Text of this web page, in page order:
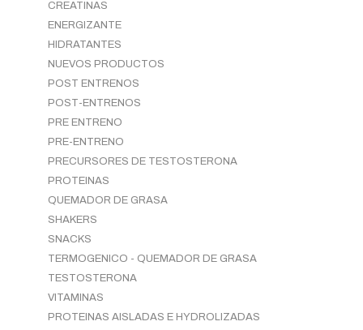
CREATINAS
ENERGIZANTE
HIDRATANTES
NUEVOS PRODUCTOS
POST ENTRENOS
POST-ENTRENOS
PRE ENTRENO
PRE-ENTRENO
PRECURSORES DE TESTOSTERONA
PROTEINAS
QUEMADOR DE GRASA
SHAKERS
SNACKS
TERMOGENICO - QUEMADOR DE GRASA
TESTOSTERONA
VITAMINAS
PROTEINAS AISLADAS E HYDROLIZADAS